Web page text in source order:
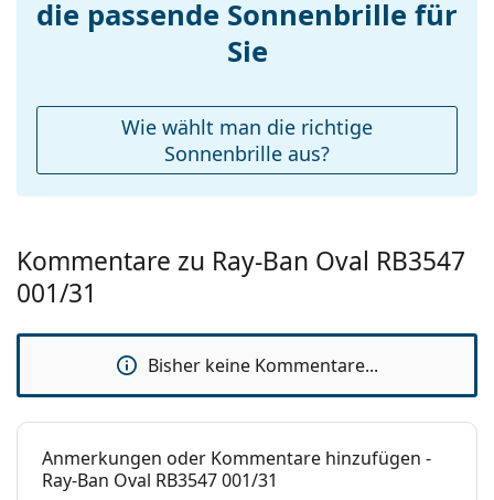
zu finden.
Federscharnier:
Nein
Reinigungstuch:
Ja
Marke:
Ray-Ban
Verwendung:
Code:
RB3547 001/31 54
verfügbar :
Nein
die passende Sonnenbrille für
Sie
Wie wählt man die richtige
Sonnenbrille aus?
Kommentare zu Ray-Ban Oval RB3547
001/31
Bisher keine Kommentare...
Anmerkungen oder Kommentare hinzufügen -
Ray-Ban Oval RB3547 001/31